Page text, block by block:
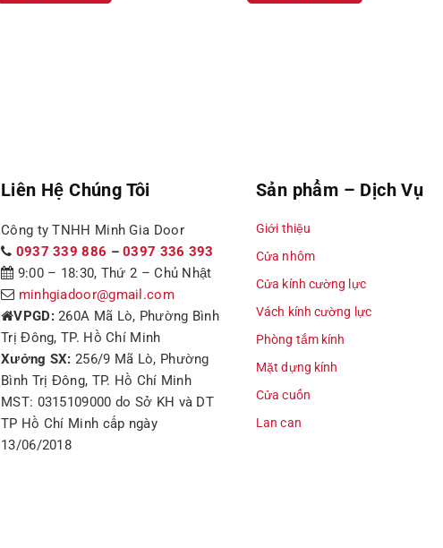
Liên Hệ Chúng Tôi
Công ty TNHH Minh Gia Door
0937 339 886 –0397 336 393
9:00 – 18:30, Thứ 2 – Chủ Nhật
minhgiadoor@gmail.com
VPGD:260A Mã Lò, Phường Bình
Trị Đông, TP. Hồ Chí Minh
Xưởng SX: 256/9 Mã Lò, Phường
Bình Trị Đông, TP. Hồ Chí Minh
MST: 0315109000 do Sở KH và DT
TP Hồ Chí Minh cấp ngày
13/06/2018
Sản phẩm – Dịch Vụ
Giới thiệu
Cửa nhôm
Cửa kính cường lực
Vách kính cường lực
Phòng tắm kính
Mặt dựng kính
Cửa cuốn
Lan can